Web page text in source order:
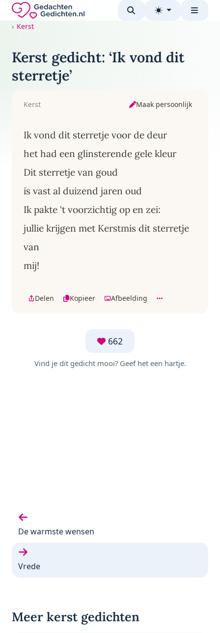
Direct naar de inhoud
Gedachten-Gedichten.nl — naar de homepage
Kerst
Kerst gedicht: ‘Ik vond dit
sterretje’
Kerst Maak persoonlijk
Ik vond dit sterretje voor de deur
het had een glinsterende gele kleur
Dit sterretje van goud
is vast al duizend jaren oud
Ik pakte 't voorzichtig op en zei:
jullie krijgen met Kerstmis dit sterretje
van
mij!
Delen Kopieer Afbeelding
662
Vind je dit gedicht mooi? Geef het een hartje.
Vorige gedicht:
De warmste wensen
Volgende gedicht:
Vrede
Meer kerst gedichten